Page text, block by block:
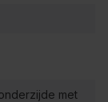
met